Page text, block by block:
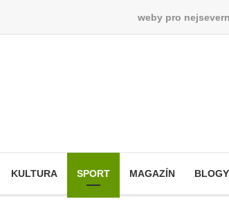
weby pro
KULTURA SPORT MAGAZÍN BLOGY